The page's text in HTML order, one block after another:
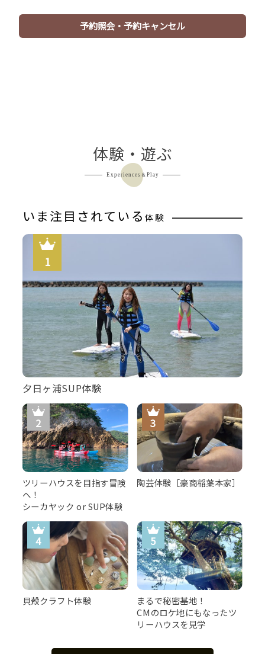
予約照会・予約キャンセル
体験・遊ぶ
Experiences＆Play
いま注目されている 体験
夕日ヶ浦SUP体験
ツリーハウスを目指す冒険
へ！
シーカヤック or SUP体験
陶芸体験［豪商稲葉本家］
貝殻クラフト体験
まるで秘密基地！
CMのロケ地にもなったツ
リーハウスを見学